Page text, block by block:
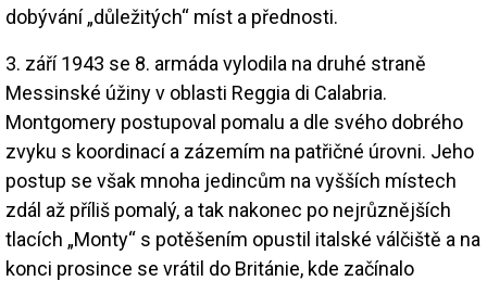
dobývání „důležitých“ míst a přednosti.
3. září 1943 se 8. armáda vylodila na druhé straně
Messinské úžiny v oblasti Reggia di Calabria.
Montgomery postupoval pomalu a dle svého dobrého
zvyku s koordinací a zázemím na patřičné úrovni. Jeho
postup se však mnoha jedincům na vyšších místech
zdál až příliš pomalý, a tak nakonec po nejrůznějších
tlacích „Monty“ s potěšením opustil italské válčiště a na
konci prosince se vrátil do Británie, kde začínalo